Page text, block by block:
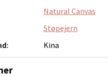
Natural Canvas
Støpejern
Kina
- Markens
markensgate 25B, 4611